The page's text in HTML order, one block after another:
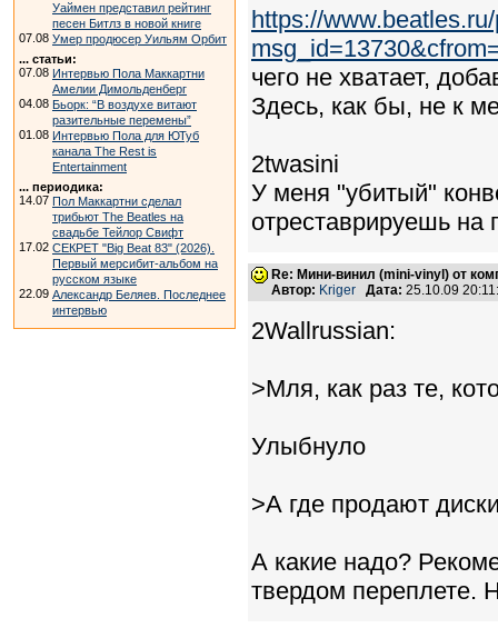
Уаймен представил рейтинг
песен Битлз в новой книге
07.08 Умер продюсер Уильям Орбит
... статьи:
07.08 Интервью Пола Маккартни
Амелии Димольденберг
04.08 Бьорк: “В воздухе витают
разительные перемены”
01.08 Интервью Пола для ЮТуб
канала The Rest is
Entertainment
... периодика:
14.07 Пол Маккартни сделал
трибьют The Beatles на
свадьбе Тейлор Свифт
17.02 СЕКРЕТ "Big Beat 83" (2026).
Первый мерсибит-альбом на
русском языке
22.09 Александр Беляев. Последнее
интервью
https://
чего не хватает,
Здесь, как бы, не к
2twasini
У меня "убитый"
отреставрируешь на
Re: Мини-винил (mini-vinyl) от
Автор: Kriger Дата: 25.10.09
2Wallrussian:
>Мля, как раз те,
Улыбнуло
>А где продают
А какие надо?
твердом переплете.